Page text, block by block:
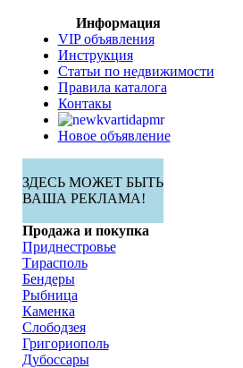
Информация
VIP объявления
Инструкция
Статьи по недвижимости
Правила каталога
Контакы
Новое объявление
ЗДЕСЬ МОЖЕТ БЫТЬ
ВАША РЕКЛАМА!
Продажа и покупка
Приднестровье
Тирасполь
Бендеры
Рыбница
Каменка
Слободзея
Григориополь
Дубоссары